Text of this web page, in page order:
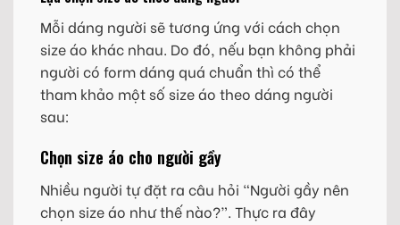
Mỗi dáng người sẽ tương ứng với cách chọn
size áo khác nhau. Do đó, nếu bạn không phải
người có form dáng quá chuẩn thì có thể
tham khảo một số size áo theo dáng người
sau:
Chọn size áo cho người gầy
Nhiều người tự đặt ra câu hỏi “Người gầy nên
chọn size áo như thế nào?”. Thực ra đây